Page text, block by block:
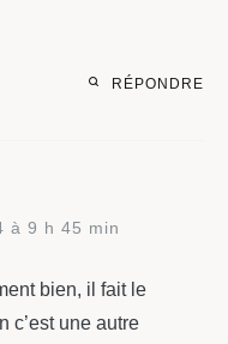
RÉPONDRE
à 9 h 45 min
bien, il fait le
c’est une autre